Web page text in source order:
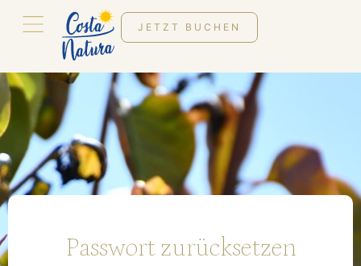
JETZT BUCHEN
Passwort zurücksetzen